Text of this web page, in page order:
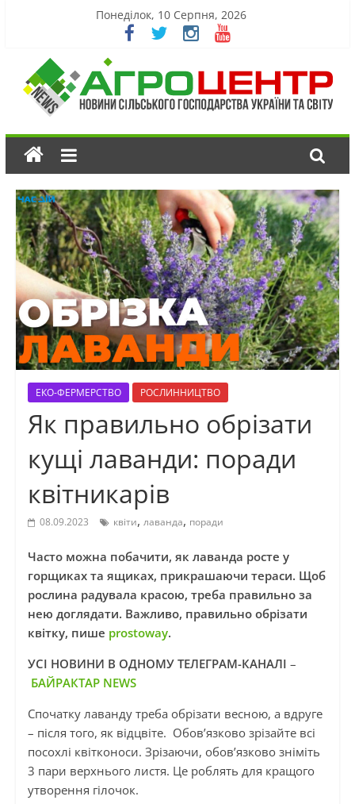
Понеділок, 10 Серпня, 2026
ЕКО-ФЕРМЕРСТВО РОСЛИННИЦТВО
Як правильно обрізати
кущі лаванди: поради
квітникарів
08.09.2023 квіти, лаванда, поради
Часто можна побачити, як лаванда росте у
горщиках та ящиках, прикрашаючи тераси. Щоб
рослина радувала красою, треба правильно за
нею доглядати. Важливо, правильно обрізати
квітку, пише prostoway.
УСІ НОВИНИ В ОДНОМУ ТЕЛЕГРАМ-КАНАЛІ –
БАЙРАКТАР NEWS
Спочатку лаванду треба обрізати весною, а вдруге
– після того, як відцвіте. Обов’язково зрізайте всі
посохлі квітконоси. Зрізаючи, обов’язково зніміть
3 пари верхнього листя. Це роблять для кращого
утворення гілочок.